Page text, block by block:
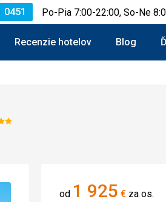
0451 Po-Pia 7:00-22:00, So-Ne
Recenzie hotelov Blog
od 1 925 € za os.